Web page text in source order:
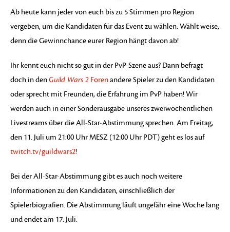
Ab heute kann jeder von euch bis zu 5 Stimmen pro Region
vergeben, um die Kandidaten für das Event zu wählen. Wählt weise,
denn die Gewinnchance eurer Region hängt davon ab!
Ihr kennt euch nicht so gut in der PvP-Szene aus? Dann befragt
doch in denGuild Wars 2 Forenandere Spieler zu den Kandidaten
oder sprecht mit Freunden, die Erfahrung im PvP haben! Wir
werden auch in einer Sonderausgabe unseres zweiwöchentlichen
Livestreams über die All-Star-Abstimmung sprechen. Am Freitag,
den 11. Juli um 21:00 Uhr MESZ (12:00 Uhr PDT) geht es los auf
twitch.tv/guildwars2!
Bei der All-Star-Abstimmung gibt es auch noch weitere
Informationen zu den Kandidaten, einschließlich der
Spielerbiografien. Die Abstimmung läuft ungefähr eine Woche lang
und endet am 17. Juli.